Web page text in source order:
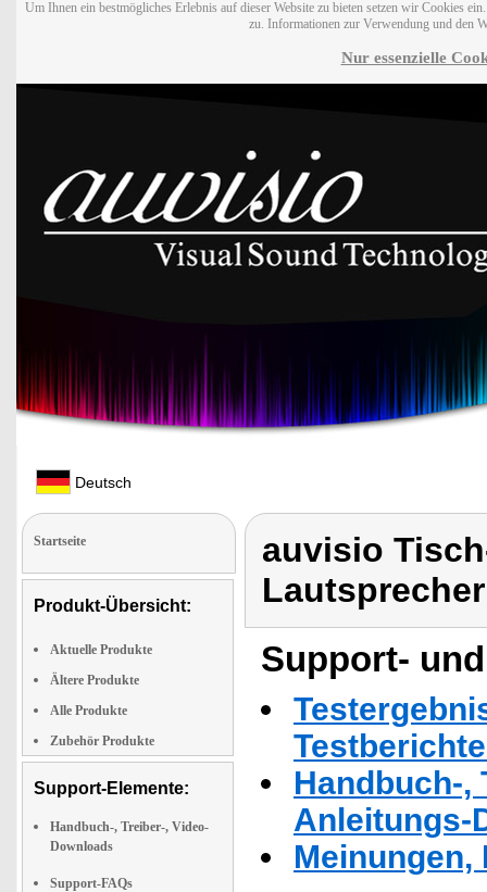
Um Ihnen ein bestmögliches Erlebnis auf dieser Website zu bieten setzen wir Cookies
zu. Informationen zur Verwendung und den
Nur essenzielle
Deutsch
Startseite
Produkt-Übersicht:
Aktuelle Produkte
Ältere Produkte
Alle Produkte
Zubehör Produkte
Support-Elemente:
Handbuch-, Treiber-, Video-
Downloads
Support-FAQs
auvisio
Lautsprecher
Support-
Handbuch-,
Anleitungs-